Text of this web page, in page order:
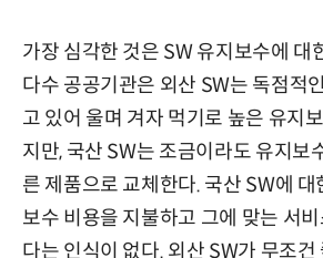
가장 심각한 것은 SW 유지보수에 대
다수 공공기관은 외산 SW는 독점적
고 있어 울며 겨자 먹기로 높은 유지
지만, 국산 SW는 조금이라도 유지보
른 제품으로 교체한다. 국산 SW에 대
보수 비용을 지불하고 그에 맞는 서
다는 인식이 없다. 외산 SW가 무조건